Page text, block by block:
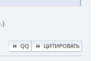
QQ ЦИТИРОВАТЬ